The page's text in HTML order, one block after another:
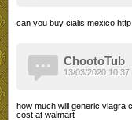
can you buy cialis mexico
ChootoTub
how much will generic viagra
cost at walmart
13/03/2020 10:37